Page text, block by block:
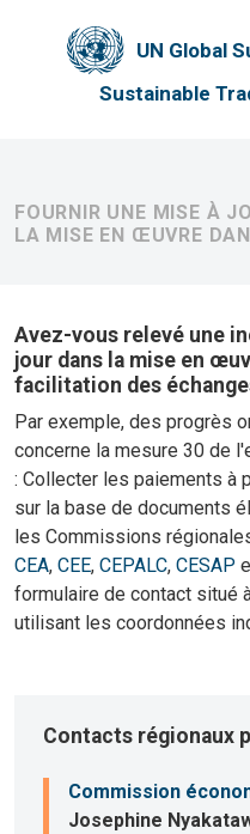
UN Global
Sustainable
FOURNIR UNE MISE À
LA MISE EN ŒUVRE
Avez-vous relevé une
jour dans la mise en
facilitation des
Par exemple, des progrès
concerne la mesure 30 de
: Collecter les paiements à
sur la base de documents
les Commissions
CEA, CEE, CEPALC, CESAP
formulaire de contact situé
utilisant les coordonnées
Contacts régionaux
Commission
Josephine